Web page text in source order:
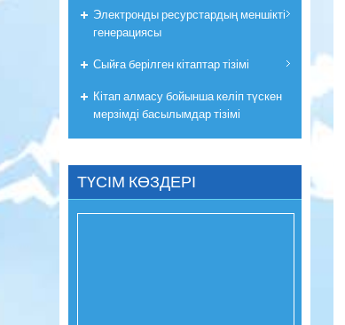
Электронды ресурстардың меншікті
генерациясы
Сыйға берілген кітаптар тізімі
Кітап алмасу бойынша келіп түскен
мерзімді басылымдар тізімі
ТҮСІМ КӨЗДЕРІ